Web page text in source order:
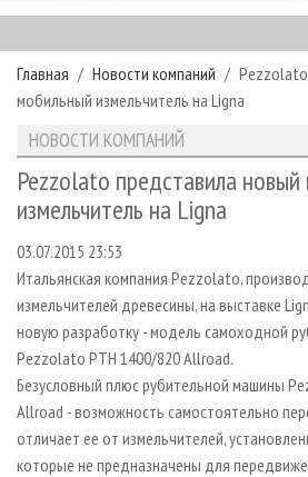
ГЛАВНАЯ
РУБРИКИ И ТЕМЫ
РУБРИКИ ЖУРНАЛА
ЛЕСНОЕ ХОЗЯЙСТВО
ЛЕСОЗАГОТОВКА
ЛЕСОПИЛЕНИЕ
СУШКА ДРЕВЕСИНЫ
ПРОИЗВОДСТВО ДРЕВЕСНЫХ ПЛИТ
ДЕРЕВЯННОЕ ДОМОСТРОЕНИЕ
ПРОИЗВОДСТВО МЕБЕЛИ
БИОЭНЕРГЕТИКА
ЦБП
НОВОСТИ
КАЛЕНДАРЬ СОБЫТИЙ
НОВОСТИ ЛПК
НОВОСТИ ЖУРНАЛА
ПРОЕКТЫ ЛПИ
АНАЛИТИКА
ПРЕДПРИЯТИЯ ЛПК
ПЕРСОНЫ
МОБИЛЬНЫЕ ВЫСТАВКИ
ОФИЦИАЛЬНЫЕ ДЕЛЕГАЦИИ
ПРИОРИТЕТНЫЕ ИНВЕСТПРОЕКТЫ
RUSSIAN FORESTRY REVIEW
ГАЗЕТА ЛЕСПРОМФОРУМ
АРХИВ
АРХИВ ЖУРНАЛОВ
О ЖУРНАЛЕ
ПОДПИСКА
КОНТАКТЫ
РЕКЛАМОДАТЕЛЯМ
РЕКЛАМА
РЕКЛАМА НА САЙТЕ
Главная Новости компаний
мобильный измельчитель на Ligna
НОВОСТИ КОМПАНИЙ
Pezzolato представила
измельчитель на Ligna
03.07.2015 23:53
Итальянская компания Pezzolato,
измельчителей древесины, на выставке
новую разработку - модель самоходной
Pezzolato PTH 1400/820 Allroad.
Безусловный плюс рубительной машины
Allroad - возможность самостоятельно
отличает ее от измельчителей,
которые не предназначены для